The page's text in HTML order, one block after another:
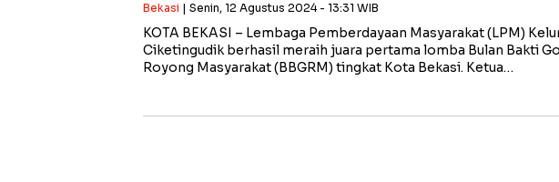
Bekasi | Senin, 12 Agustus 2024 - 13:31 WIB
KOTA BEKASI – Lembaga Pemberdayaan Masyarakat (LPM)
Ciketingudik berhasil meraih juara pertama lomba Bulan Bakti
Royong Masyarakat (BBGRM) tingkat Kota Bekasi. Ketua…